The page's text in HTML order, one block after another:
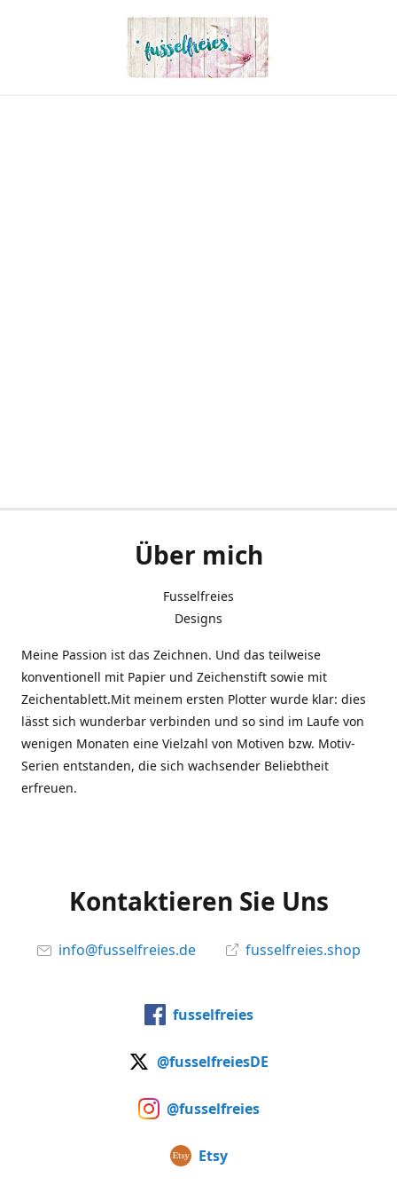
Über mich
Fusselfreies
Designs
Meine Passion ist das Zeichnen. Und das teilweise
konventionell mit Papier und Zeichenstift sowie mit
Zeichentablett.Mit meinem ersten Plotter wurde klar: dies
lässt sich wunderbar verbinden und so sind im Laufe von
wenigen Monaten eine Vielzahl von Motiven bzw. Motiv-
Serien entstanden, die sich wachsender Beliebtheit
erfreuen.
Kontaktieren Sie Uns
info@fusselfreies.de fusselfreies.shop
fusselfreies
@fusselfreiesDE
@fusselfreies
Etsy